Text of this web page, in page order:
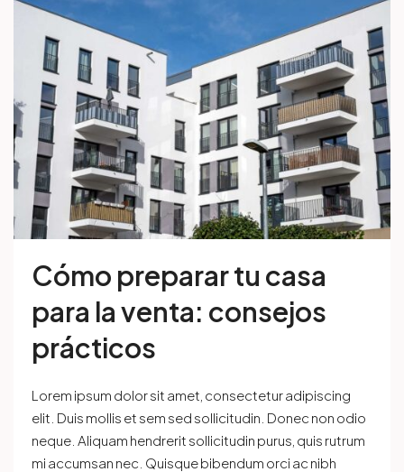
Cómo preparar tu casa
para la venta: consejos
prácticos
Lorem ipsum dolor sit amet, consectetur adipiscing
elit. Duis mollis et sem sed sollicitudin. Donec non odio
neque. Aliquam hendrerit sollicitudin purus, quis rutrum
mi accumsan nec. Quisque bibendum orci ac nibh